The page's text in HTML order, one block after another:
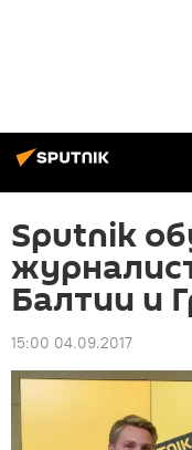
Sputnik
Балтии и
15:00 04.09.2017